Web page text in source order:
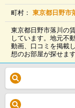
町村：東京都日野市
東京都日野市落川の
しています。地元不
動画、口コミを掲載
想のお部屋が探せます